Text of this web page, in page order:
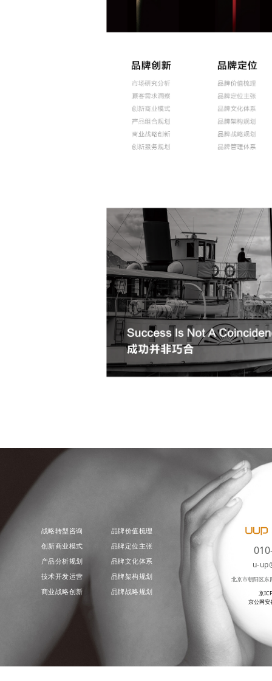
战略转型咨询
品牌价值梳理
创新商业模式
品牌定位主张
产品分析规划
品牌文化体系
技术开发运营
品牌架构规划
商业战略创新
品牌战略规划
u-
北京市朝阳区东
京
京公网安